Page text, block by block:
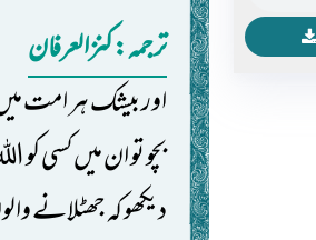
ترجمہ: کنزالعرفان
اور بیشک ہر امت
بچو تو ان میں کسی کو
دیکھو کہ جھٹلانے